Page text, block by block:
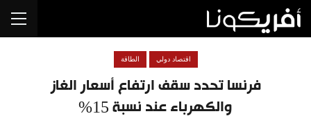
فرنسا تحدد سقف ارتفاع أسعار الغاز
والكهرباء عند نسبة 15%
اقتصاد دولي الطاقة